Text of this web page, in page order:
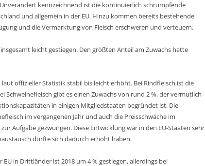
kennzeichnend ist die kontinuierlich schrumpfende
und allgemein in der EU. Hinzu kommen bereits bestehende
und die Vermarktung von Fleisch erschweren und verteuern.
leicht gestiegen. Den größten Anteil am Zuwachs hatte
offizieller Statistik stabil bis leicht erhöht. Bei Rindfleisch ist die
Schweinefleisch gibt es einen Zuwachs von rund 2 %, der vermutlich
in einigen Mitgliedstaaten begründet ist. Die
im vergangenen Jahr und auch die Preisschwäche im
Aufgabe gezwungen. Diese Entwicklung war in den EU-Staaten sehr
dürfte sich dadurch erhöht haben.
EU in Drittländer ist 2018 um 4 % gestiegen, allerdings bei